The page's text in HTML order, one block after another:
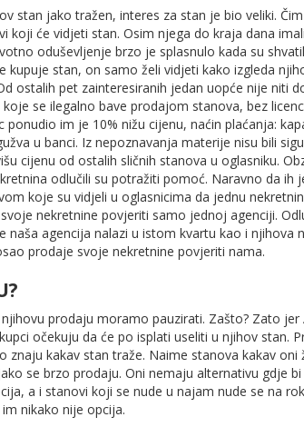
stan jako tražen, interes za stan je bio veliki.
koji će vidjeti stan. Osim njega do kraja dana
oduševljenje brzo je splasnulo kada su
stan, on samo želi vidjeti kako izgleda
ostalih pet zainteresiranih jedan uopće nije niti
se ilegalno bave prodajom stanova, bez
im je 10% nižu cijenu, naćin plaćanja:
u banci. Iz nepoznavanja materije nisu bili
cijenu od ostalih sličnih stanova u oglasniku.
odlučili su potražiti pomoć. Naravno da ih
koje su vidjeli u oglasnicima da jednu
nekretnine povjeriti samo jednoj agenciji.
naša agencija nalazi u istom kvartu kao i njihova
prodaje svoje nekretnine povjeriti nama.
prodaju moramo pauzirati. Zašto? Zato
očekuju da će po isplati useliti u njihov stan.
znaju kakav stan traže. Naime stanova kakav oni
se brzo prodaju. Oni nemaju alternativu gdje
a i stanovi koji se nude u najam nude se na
nikako nije opcija.